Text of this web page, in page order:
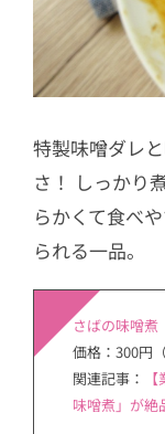
特製味噌ダレ
さ！ しっかり
らかくて食べ
られる一品。
さばの味噌煮
価格：300円（
関連記事：
味噌煮」が絶